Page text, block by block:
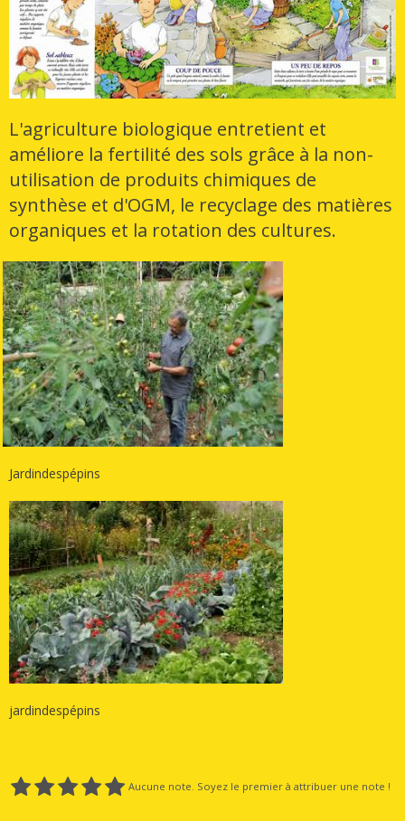
L'agriculture biologique entretient et
améliore la fertilité des sols grâce à la non-
utilisation de produits chimiques de
synthèse et d'OGM, le recyclage des matières
organiques et la rotation des cultures.
Jardindespépins
jardindespépins
Aucune note. Soyez le premier à attribuer une note !